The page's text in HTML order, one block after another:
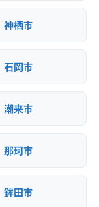
神栖市
石岡市
潮来市
那珂市
鉾田市